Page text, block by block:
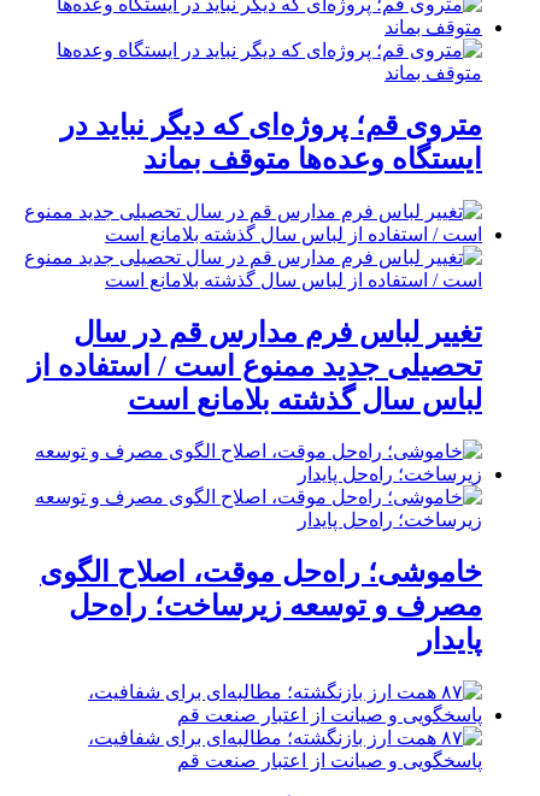
متروی قم؛ پروژه‌ای که دیگر نباید در
ایستگاه وعده‌ها متوقف بماند
تغییر لباس فرم مدارس قم در سال
تحصیلی جدید ممنوع است / استفاده از
لباس سال گذشته بلامانع است
خاموشی؛ راه‌حل موقت، اصلاح الگوی
مصرف و توسعه زیرساخت؛ راه‌حل
پایدار